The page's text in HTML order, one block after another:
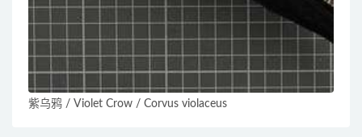
紫乌鸦 / Violet Crow / Corvus violaceus